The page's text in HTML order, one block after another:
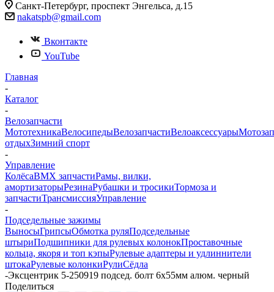
Санкт-Петербург, проспект Энгельса, д.15
nakatspb@gmail.com
Вконтакте
YouTube
Главная
-
Каталог
-
Велозапчасти
МототехникаВелосипедыВелозапчастиВелоаксессуары
отдыхЗимний спорт
-
Управление
КолёсаBMX запчастиРамы, вилки,
амортизаторыРезинаРубашки и тросикиТормоза и
запчастиТрансмиссияУправление
-
Подседельные зажимы
ВыносыГрипсыОбмотка руляПодседельные
штыриПодшипники для рулевых колонокПроставочные
кольца, якоря и топ кэпыРулевые адаптеры и удлиннители
штокаРулевые колонкиРулиСёдла
-Эксцентрик 5-250919 подсед. болт 6х55мм алюм. черный
Поделиться